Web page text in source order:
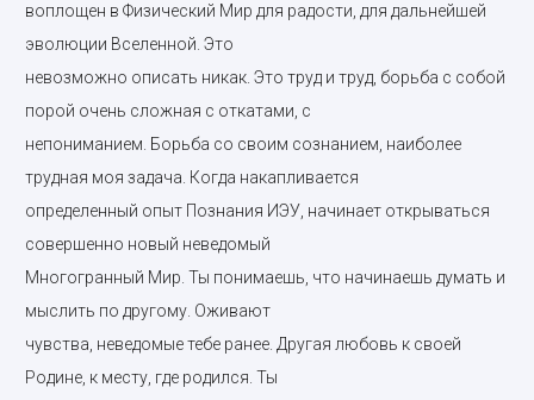
воплощен в Физический Мир для радости, для дальнейшей
эволюции Вселенной. Это
невозможно описать никак. Это труд и труд, борьба с собой
порой очень сложная с откатами, с
непониманием. Борьба со своим сознанием, наиболее
трудная моя задача. Когда накапливается
определенный опыт Познания ИЭУ, начинает открываться
совершенно новый неведомый
Многогранный Мир. Ты понимаешь, что начинаешь думать и
мыслить по другому. Оживают
чувства, неведомые тебе ранее. Другая любовь к своей
Родине, к месту, где родился. Ты